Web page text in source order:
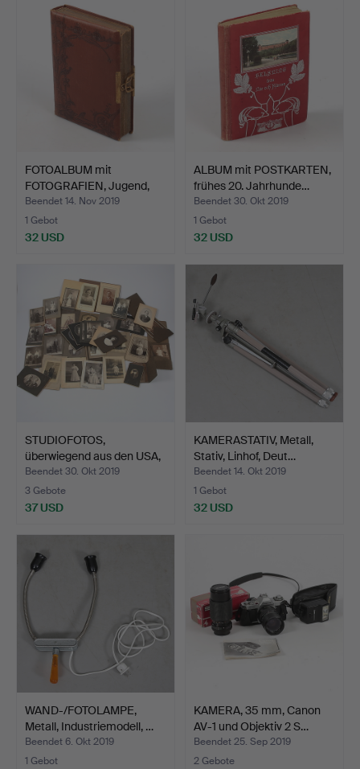
FOTOALBUM mit
FOTOGRAFIEN, Jugend,
frühes …
Beendet 14. Nov 2019
1 Gebot
32 USD
ALBUM mit POSTKARTEN,
frühes 20. Jahrhunde…
Beendet 30. Okt 2019
1 Gebot
32 USD
STUDIOFOTOS,
überwiegend aus den USA,
u.a.…
Beendet 30. Okt 2019
3 Gebote
37 USD
KAMERASTATIV, Metall,
Stativ, Linhof, Deut…
Beendet 14. Okt 2019
1 Gebot
32 USD
WAND-/FOTOLAMPE,
Metall, Industriemodell, …
Beendet 6. Okt 2019
1 Gebot
KAMERA, 35 mm, Canon
AV-1 und Objektiv 2 S…
Beendet 25. Sep 2019
2 Gebote